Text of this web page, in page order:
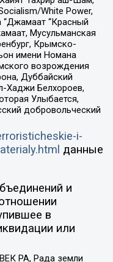
White Power,
“Джамаат “Красный
Мусульманская
Крымско-
имени Номана
возрождения
Дуббайский
Хаджи Белхороев,
Улыбается,
добровольческий
i-
данные
и
в
или
РА, Рада земли